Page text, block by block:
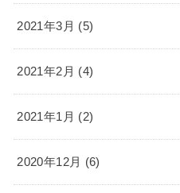
2021年3月 (5)
2021年2月 (4)
2021年1月 (2)
2020年12月 (6)